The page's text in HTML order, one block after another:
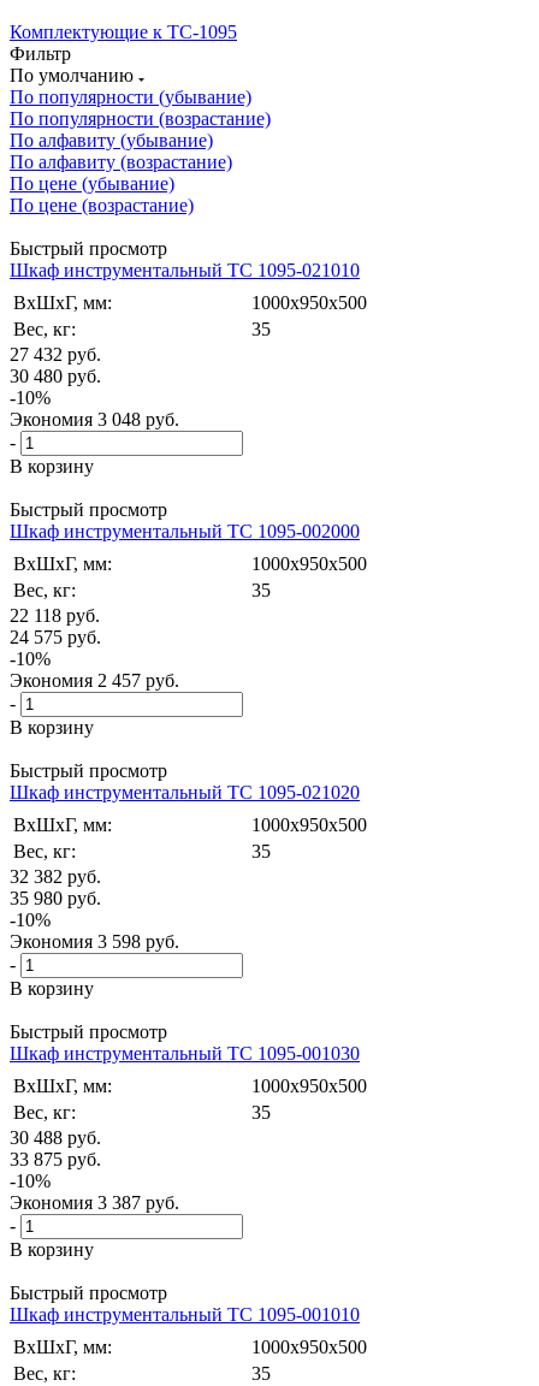
Комплектующие к TC-1095
Фильтр
По умолчанию
По популярности (убывание)
По популярности (возрастание)
По алфавиту (убывание)
По алфавиту (возрастание)
По цене (убывание)
По цене (возрастание)
Быстрый просмотр
Шкаф инструментальный ТС 1095-021010
ВxШxГ, мм:
1000x950x500
Вес, кг:
35
27 432 руб.
30 480 руб.
-10%
Экономия 3 048 руб.
-
В корзину
Быстрый просмотр
Шкаф инструментальный ТС 1095-002000
ВxШxГ, мм:
1000x950x500
Вес, кг:
35
22 118 руб.
24 575 руб.
-10%
Экономия 2 457 руб.
-
В корзину
Быстрый просмотр
Шкаф инструментальный TС 1095-021020
ВxШxГ, мм:
1000x950x500
Вес, кг:
35
32 382 руб.
35 980 руб.
-10%
Экономия 3 598 руб.
-
В корзину
Быстрый просмотр
Шкаф инструментальный ТС 1095-001030
ВxШxГ, мм:
1000x950x500
Вес, кг:
35
30 488 руб.
33 875 руб.
-10%
Экономия 3 387 руб.
-
В корзину
Быстрый просмотр
Шкаф инструментальный ТС 1095-001010
ВxШxГ, мм:
1000x950x500
Вес, кг:
35